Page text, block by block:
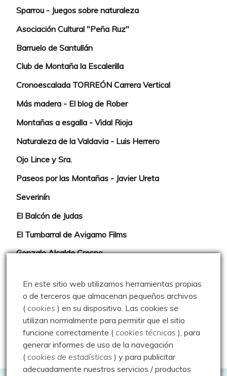
Sparrou - Juegos sobre naturaleza
Asociación Cultural "Peña Ruz"
Barruelo de Santullán
Club de Montaña la Escalerilla
Cronoescalada TORREÓN Carrera Vertical
Más madera - El blog de Rober
Montañas a esgalla - Vidal Rioja
Naturaleza de la Valdavia - Luis Herrero
Ojo Lince y Sra.
Paseos por las Montañas - Javier Ureta
Severinín
El Balcón de Judas
El Tumbarral de Avigamo Films
Gonzalo Alcalde Crespo
Montaña en libertad
Rutas y excursiones con niños
Valdeolea. Río Camesa, la vía azul
Aprendiz de sueños
En este sitio web utilizamos herramientas propias
o de terceros que almacenan pequeños archivos
(cookies ) en su dispositivo. Las cookies se
utilizan normalmente para permitir que el sitio
funcione correctamente (cookies técnicas ), para
generar informes de uso de la navegación
(cookies de estadísticas ) y para publicitar
adecuadamente nuestros servicios / productos